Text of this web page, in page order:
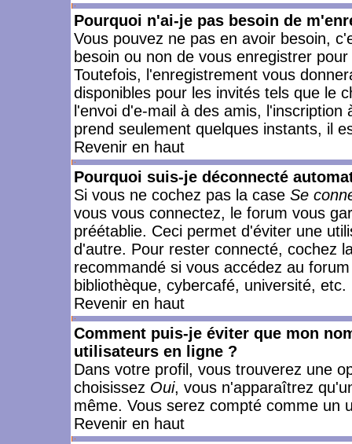
Pourquoi n'ai-je pas besoin de
Vous pouvez ne pas en avoir besoin,
besoin ou non de vous enregistrer
Toutefois, l'enregistrement vous
disponibles pour les invités tels que le
l'envoi d'e-mail à des amis,
prend seulement quelques instants, il
Revenir en haut
Pourquoi suis-je déconnecté
Si vous ne cochez pas la case Se
vous vous connectez, le forum vous
préétablie. Ceci permet d'éviter une
d'autre. Pour rester connecté, cochez
recommandé si vous accédez au
bibliothèque, cybercafé, université, etc.
Revenir en haut
Comment puis-je éviter que mon
utilisateurs en ligne ?
Dans votre profil, vous trouverez une
choisissez Oui, vous n'apparaîtrez
même. Vous serez compté comme un
Revenir en haut